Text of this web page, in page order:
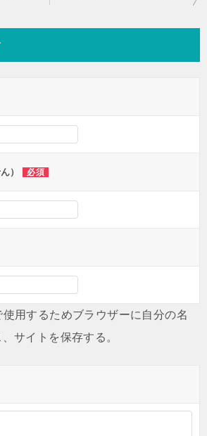
） 必須
用するためブラウザーに自分の名
サイトを保存する。